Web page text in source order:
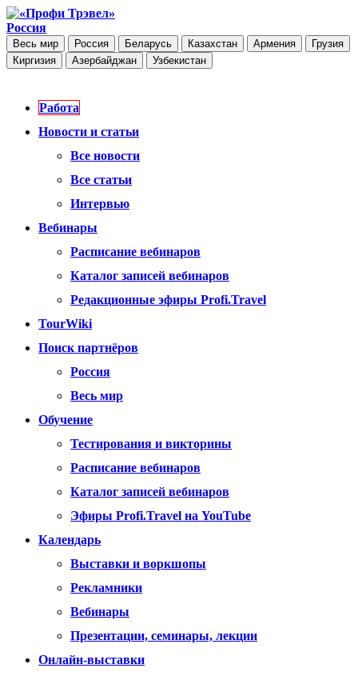
Россия
Весь мир Россия Беларусь Казахстан Армения
Грузия
Киргизия
Азербайджан Узбекистан
Работа
Новости и статьи
Все новости
Все статьи
Интервью
Вебинары
Расписание вебинаров
Каталог записей вебинаров
Редакционные эфиры Profi.Travel
TourWiki
Поиск партнёров
Россия
Весь мир
Обучение
Тестирования и викторины
Расписание вебинаров
Каталог записей вебинаров
Эфиры Profi.Travel на YouTube
Календарь
Выставки и воркшопы
Рекламники
Вебинары
Презентации, семинары, лекции
Онлайн-выставки